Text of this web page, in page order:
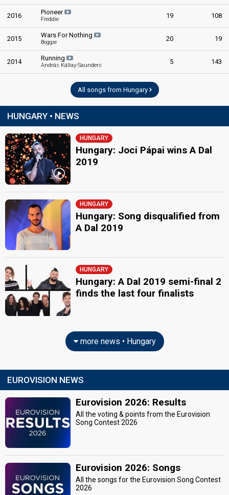
2016 Pioneer
Freddie 19 108
2015 Wars For Nothing
Boggie 20 19
2014 Running
András Kállay-Saunders 5 143
All songs from Hungary
HUNGARY • NEWS
HUNGARY
Hungary: Joci Pápai wins A Dal
2019
HUNGARY
Hungary: Song disqualified from
A Dal 2019
HUNGARY
Hungary: A Dal 2019 semi-final 2
finds the last four finalists
more news • Hungary
EUROVISION NEWS
Eurovision 2026: Results
All the voting & points from the Eurovision
Song Contest 2026
Eurovision 2026: Songs
All the songs for the Eurovision Song Contest
2026